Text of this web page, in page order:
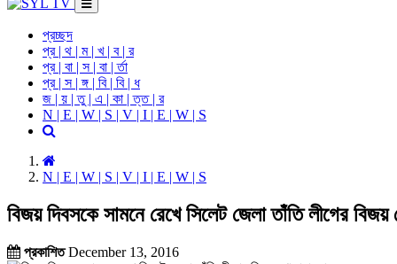
প্রচ্ছদ
প্র | থ | ম | খ | ব | র
প্র | বা | স | বা | র্তা
প্র | স | ঙ্গ | বি | বি | ধ
জ | য় | তু | এ | কা | ত্ত | র
N | E | W | S | V | I | E | W | S
N | E | W | S | V | I | E | W | S
বিজয় দিবসকে সামনে রেখে সিলেট জেলা তাঁতি লীগের বিজয়
প্রকাশিতDecember 13, 2016